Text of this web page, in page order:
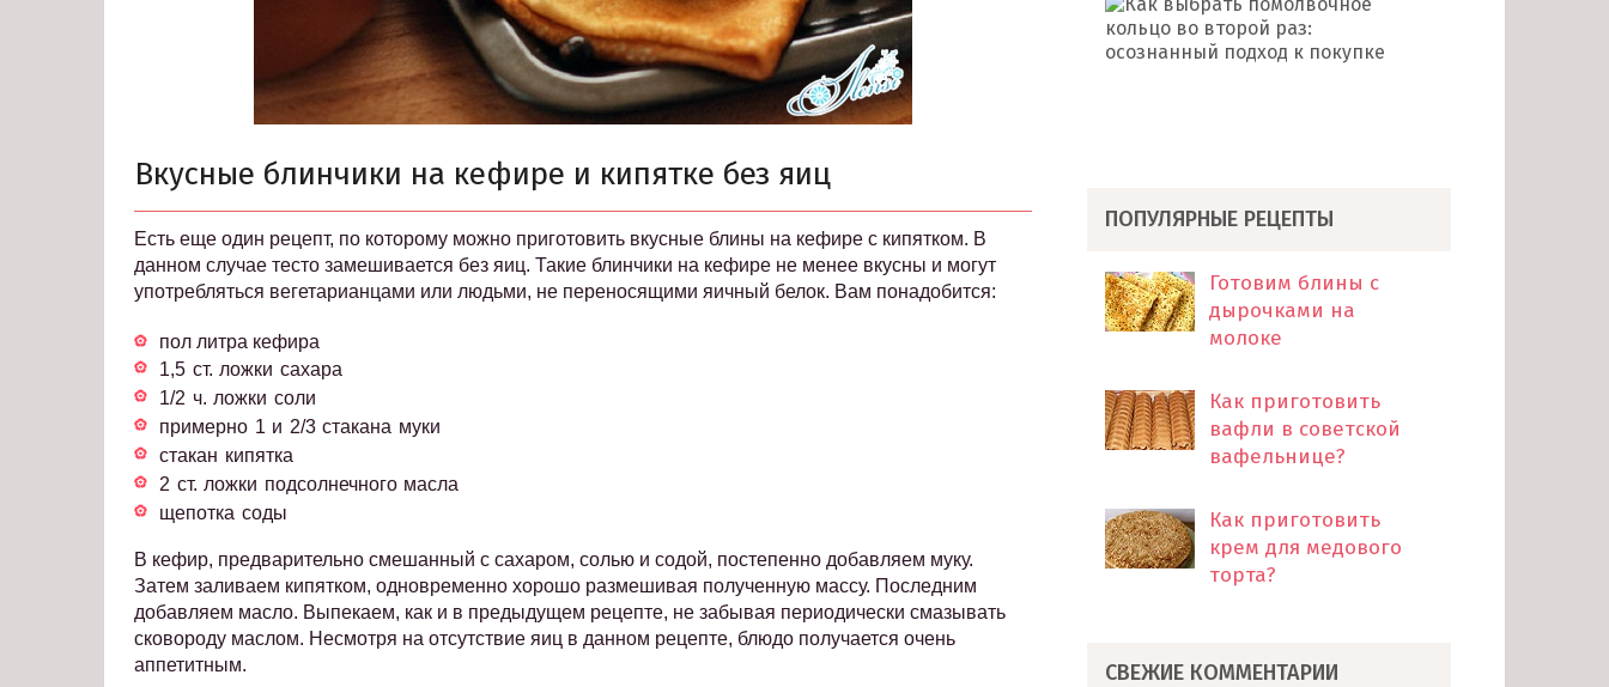
Вкусные блинчики на кефире и кипятке без яиц
Есть еще один рецепт, по которому можно приготовить вкусные блины на кефире с кипятком. В
данном случае тесто замешивается без яиц. Такие блинчики на кефире не менее вкусны и могут
употребляться вегетарианцами или людьми, не переносящими яичный белок. Вам понадобится:
пол литра кефира
1,5 ст. ложки сахара
1/2 ч. ложки соли
примерно 1 и 2/3 стакана муки
стакан кипятка
2 ст. ложки подсолнечного масла
щепотка соды
В кефир, предварительно смешанный с сахаром, солью и содой, постепенно добавляем муку.
Затем заливаем кипятком, одновременно хорошо размешивая полученную массу. Последним
добавляем масло. Выпекаем, как и в предыдущем рецепте, не забывая периодически смазывать
сковороду маслом. Несмотря на отсутствие яиц в данном рецепте, блюдо получается очень
аппетитным.
ПОПУЛЯРНЫЕ РЕЦЕПТЫ
Готовим блины с
дырочками на
молоке
Как приготовить
вафли в советской
вафельнице?
Как приготовить
крем для медового
торта?
СВЕЖИЕ КОММЕНТАРИИ